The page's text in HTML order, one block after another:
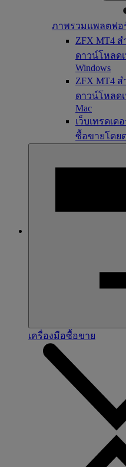
ภาพรวมแพลตฟอ
ZFX MT4 ส
ดาวน์โหลด
Windows
ZFX MT4 ส
ดาวน์โหลด
Mac
เว็บเทรดเด
ซื้อขายโดย
เครื่องมือซื้อขาย